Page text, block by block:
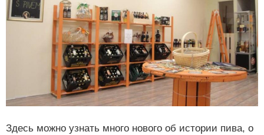
Здесь можно узнать много нового об истории пива, о